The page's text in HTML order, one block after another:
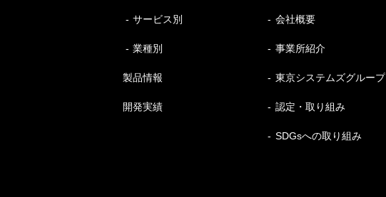
サービス別
業種別
製品情報
開発実績
会社概要
事業所紹介
東京システムズグループ
認定・取り組み
SDGsへの取り組み